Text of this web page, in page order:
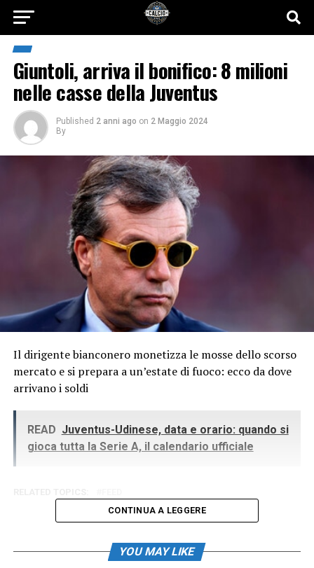
Giuntoli, arriva il bonifico: 8 milioni
nelle casse della Juventus
Published 2 anni ago on 2 Maggio 2024
By
Il dirigente bianconero monetizza le mosse dello scorso
mercato e si prepara a un’estate di fuoco: ecco da dove
arrivano i soldi
READ Juventus-Udinese, data e orario: quando si
gioca tutta la Serie A, il calendario ufficiale
CONTINUA A LEGGERE
YOU MAY LIKE